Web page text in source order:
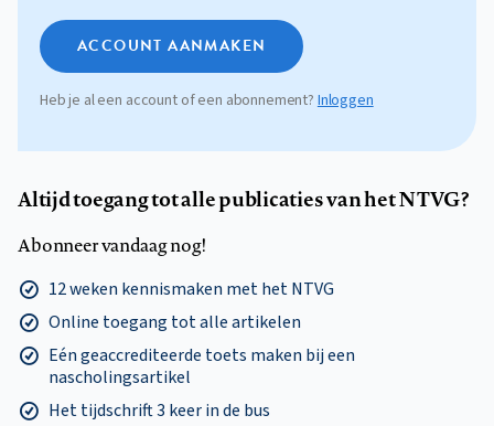
ACCOUNT AANMAKEN
Heb je al een account of een abonnement? Inloggen
Altijd toegang tot alle publicaties van het NTVG?
Abonneer vandaag nog!
12 weken kennismaken met het NTVG
Online toegang tot alle artikelen
Eén geaccrediteerde toets maken bij een
nascholingsartikel
Het tijdschrift 3 keer in de bus